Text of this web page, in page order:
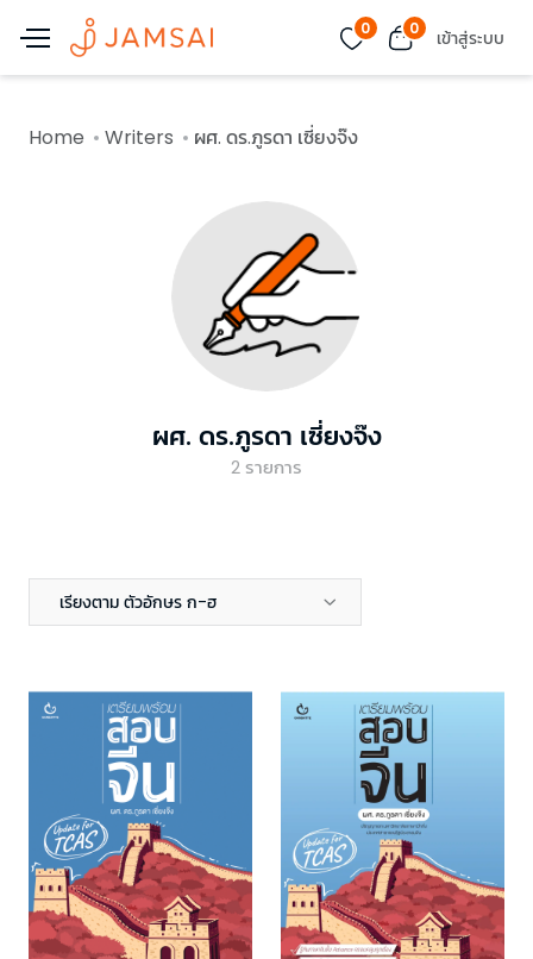
0 0 เข้าสู่ระบบ
Home Writers ผศ. ดร.ภูรดา เซี่ยงจ๊ง
ผศ. ดร.ภูรดา เซี่ยงจ๊ง
2รายการ
เรียงตาม ตัวอักษร ก-ฮ